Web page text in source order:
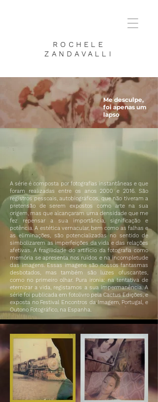
ROCHELE
ZANDAVALLI
Me desculpe,
foi apenas um
lapso
A série é composta por fotografias instantâneas e que
foram realizadas entre os anos 2000 e 2016. São
registros pessoais, autobiográficos, que não tiveram a
pretensão de serem expostos como arte na sua
origem, mas que alcançaram uma densidade que me
fez repensar a sua importância, significação e
potência. A estética vernacular, bem como as falhas e
as eliminações, são potencializadas no sentido de
simbolizarem as imperfeições da vida e das relações
afetivas. A fragilidade do artifício da fotografia como
memória se apresenta nos ruídos e na incompletude
das imagens. Essas imagens são nossos fantasmas
desbotados, mas também são luzes ofuscantes,
como no primeiro olhar. Pura ironia: na tentativa de
eternizar a vida, registamos a sua impermanência. A
série foi publicada em fotolivro pela Cactus Edições, e
exposta no Festival Encontros da Imagem, Portugal, e
Outono Fotográfico, na Espanha.